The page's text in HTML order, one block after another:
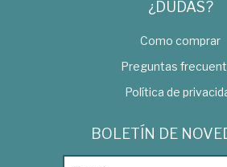
¿DUDAS?
Como comprar
Preguntas
Política de
BOLETÍN DE